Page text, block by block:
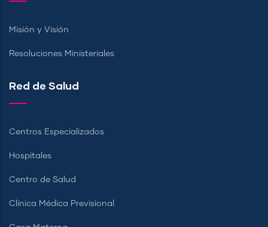
Misión y Visión
Resoluciones Ministeriales
Red de Salud
Centros Especializados
Hospitales
Centro de Salud
Clínica Médica Previsional